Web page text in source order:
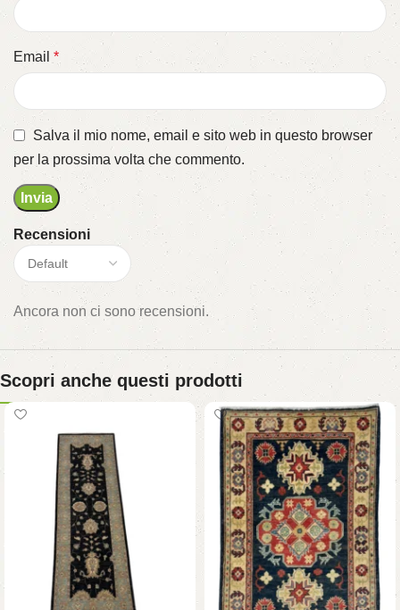
Recensioni
Ancora non ci sono recensioni.
Email *
Salva il mio nome, email e sito web in questo browser
per la prossima volta che commento.
Scopri anche questi prodotti